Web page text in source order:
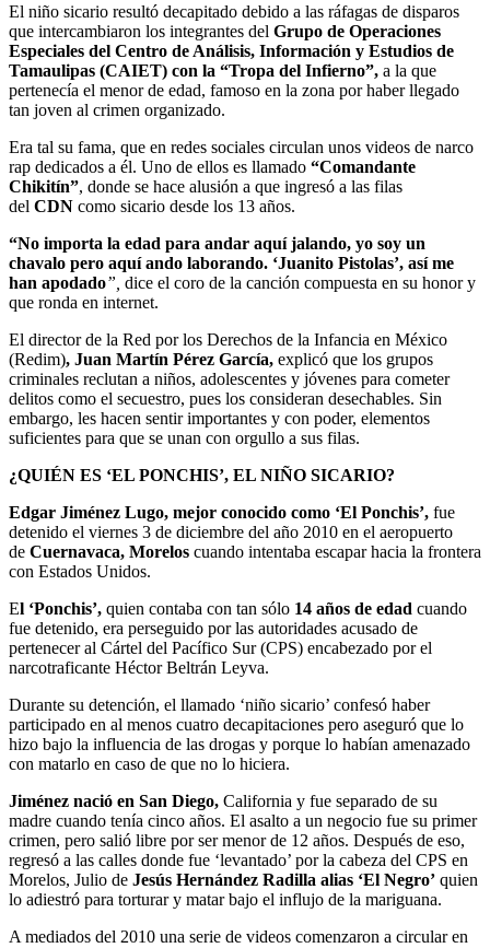
El niño sicario resultó decapitado debido a las ráfagas de disparos
que intercambiaron los integrantes del Grupo de Operaciones
Especiales del Centro de Análisis, Información y Estudios de
Tamaulipas (CAIET) con la “Tropa del Infierno”, a la que
pertenecía el menor de edad, famoso en la zona por haber llegado
tan joven al crimen organizado.
Era tal su fama, que en redes sociales circulan unos videos de narco
rap dedicados a él. Uno de ellos es llamado “Comandante
Chikitín”, donde se hace alusión a que ingresó a las filas
del CDN como sicario desde los 13 años.
“No importa la edad para andar aquí jalando, yo soy un
chavalo pero aquí ando laborando. ‘Juanito Pistolas’, así me
han apodado”, dice el coro de la canción compuesta en su honor y
que ronda en internet.
El director de la Red por los Derechos de la Infancia en México
(Redim), Juan Martín Pérez García, explicó que los grupos
criminales reclutan a niños, adolescentes y jóvenes para cometer
delitos como el secuestro, pues los consideran desechables. Sin
embargo, les hacen sentir importantes y con poder, elementos
suficientes para que se unan con orgullo a sus filas.
¿QUIÉN ES ‘EL PONCHIS’, EL NIÑO SICARIO?
Edgar Jiménez Lugo, mejor conocido como ‘El Ponchis’, fue
detenido el viernes 3 de diciembre del año 2010 en el aeropuerto
de Cuernavaca, Morelos cuando intentaba escapar hacia la frontera
con Estados Unidos.
El ‘Ponchis’, quien contaba con tan sólo 14 años de edad cuando
fue detenido, era perseguido por las autoridades acusado de
pertenecer al Cártel del Pacífico Sur (CPS) encabezado por el
narcotraficante Héctor Beltrán Leyva.
Durante su detención, el llamado ‘niño sicario’ confesó haber
participado en al menos cuatro decapitaciones pero aseguró que lo
hizo bajo la influencia de las drogas y porque lo habían amenazado
con matarlo en caso de que no lo hiciera.
Jiménez nació en San Diego, California y fue separado de su
madre cuando tenía cinco años. El asalto a un negocio fue su primer
crimen, pero salió libre por ser menor de 12 años. Después de eso,
regresó a las calles donde fue ‘levantado’ por la cabeza del CPS en
Morelos, Julio de Jesús Hernández Radilla alias ‘El Negro’ quien
lo adiestró para torturar y matar bajo el influjo de la mariguana.
A mediados del 2010 una serie de videos comenzaron a circular en